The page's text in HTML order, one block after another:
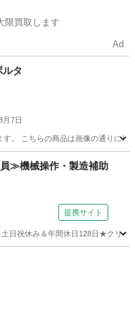
限買取します
Ad
タ
月7日
。 こちらの商品は画像の通りに
≫機械操作・製造補助
提携サイト
日祝休み＆年間休日128日★クリ